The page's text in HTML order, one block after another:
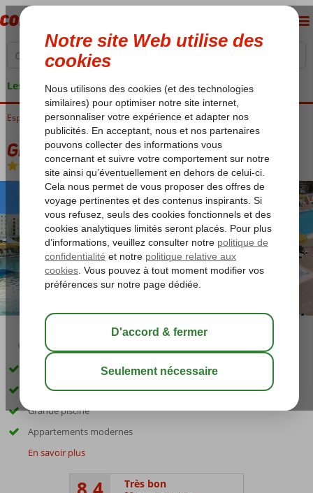
Les garanties de vacances
Espagne Îles Canaries Gran Canaria Playa del Ingles Green Field
Green Field
Chambre et petit déjeuner-Appartement
04:20 sauver
Au coeur de Playa del Inglés
Formule All Inclusive également possible
Grande piscine
Appartements modernes
En savoir plus
Très bon